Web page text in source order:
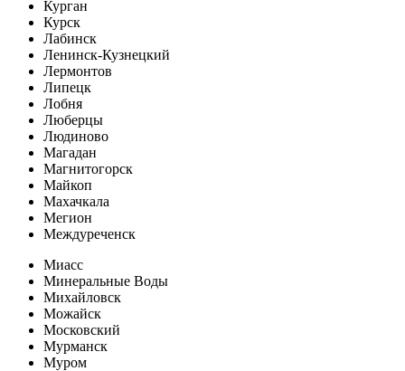
Курган
Курск
Лабинск
Ленинск-Кузнецкий
Лермонтов
Липецк
Лобня
Люберцы
Людиново
Магадан
Магнитогорск
Майкоп
Махачкала
Мегион
Междуреченск
Миасс
Минеральные Воды
Михайловск
Можайск
Московский
Мурманск
Муром